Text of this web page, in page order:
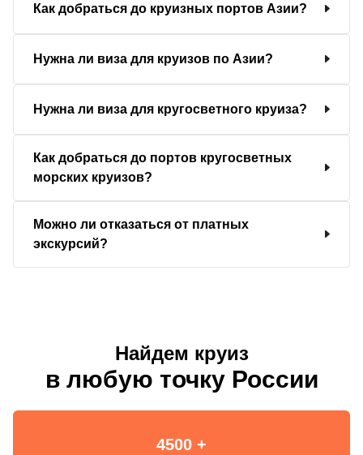
Как добраться до круизных портов Азии?
Нужна ли виза для круизов по Азии?
Нужна ли виза для кругосветного круиза?
Как добраться до портов кругосветных
морских круизов?
Можно ли отказаться от платных
экскурсий?
Найдем круиз
в любую точку России
4500 +